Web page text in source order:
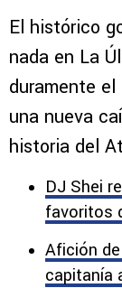
El histórico
nada en La
duramente
una nueva
historia del
DJ Shei
favoritos
Afición
capitanía